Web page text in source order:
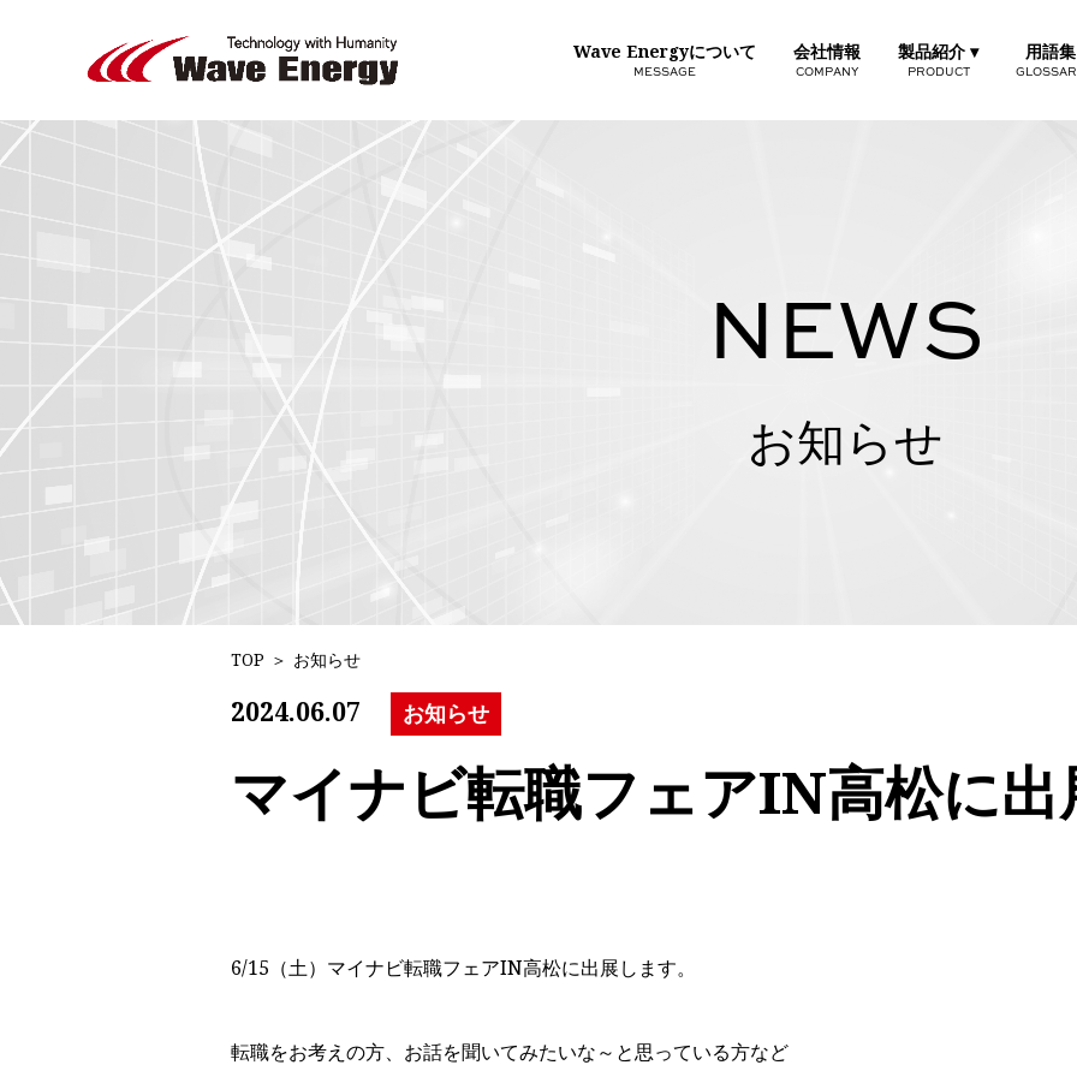
Wave Energyについて
MESSAGE
会社情報
COMPANY
製品紹介 ▾
PRODUCT
用語集
NEWS
お知らせ
TOP ＞ お知らせ
2024.06.07 お知らせ
マイナビ転職フェアIN高松に
6/15（土）マイナビ転職フェアIN高松に出展します。
転職をお考えの方、お話を聞いてみたいな～と思っている方など